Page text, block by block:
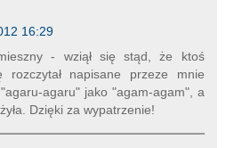
16:29
- wziął się stąd, że ktoś
rozczytał napisane przeze mnie
agaru" jako "agam-agam", a
Dzięki za wypatrzenie!